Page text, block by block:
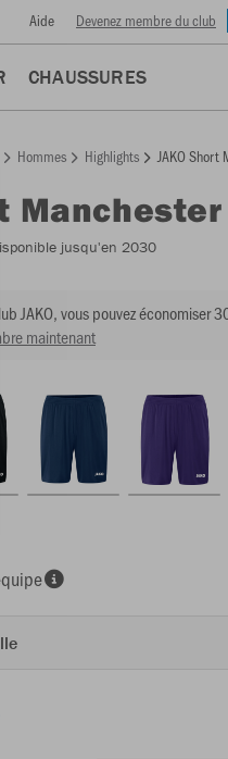
Aide Devenez membre du club
CHAUSSURES
Hommes Highlights JAKO Short
jusqu'en 2030
JAKO, vous pouvez économiser
maintenant